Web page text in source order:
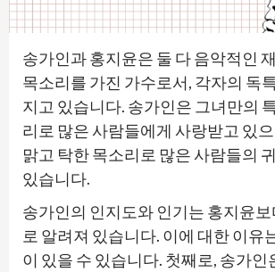
송가인과 홍지윤은 둘 다 음악적인
목소리를 가진 가수로서, 각자의 독
지고 있습니다. 송가인은 그녀만의
리로 많은 사람들에게 사랑받고 있
맑고 탁한 목소리로 많은 사람들의
있습니다.
송가인의 인지도와 인기는 홍지윤보
로 알려져 있습니다. 이에 대한 이유
이 있을 수 있습니다. 첫째로, 송가인